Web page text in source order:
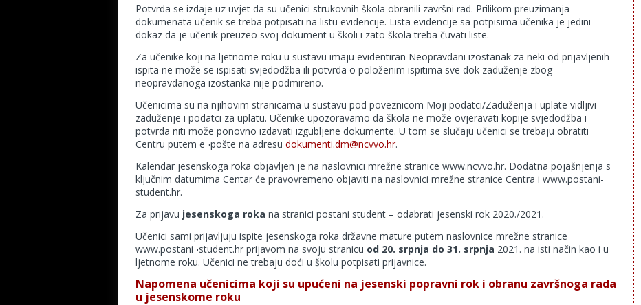
Potvrda se izdaje uz uvjet da su učenici strukovnih škola obranili završni rad. Prilikom preuzimanja
dokumenata učenik se treba potpisati na listu evidencije. Lista evidencije sa potpisima učenika je jedini
dokaz da je učenik preuzeo svoj dokument u školi i zato škola treba čuvati liste.
Za učenike koji na ljetnome roku u sustavu imaju evidentiran Neopravdani izostanak za neki od prijavljenih
ispita ne može se ispisati svjedodžba ili potvrda o položenim ispitima sve dok zaduženje zbog
neopravdanoga izostanka nije podmireno.
Učenicima su na njihovim stranicama u sustavu pod poveznicom Moji podatci/Zaduženja i uplate vidljivi
zaduženje i podatci za uplatu. Učenike upozoravamo da škola ne može ovjeravati kopije svjedodžba i
potvrda niti može ponovno izdavati izgubljene dokumente. U tom se slučaju učenici se trebaju obratiti
Centru putem e¬pošte na adresu dokumenti.dm@ncvvo.hr.
Kalendar jesenskoga roka objavljen je na naslovnici mrežne stranice www.ncvvo.hr. Dodatna pojašnjenja s
ključnim datumima Centar će pravovremeno objaviti na naslovnici mrežne stranice Centra i www.postani-
student.hr.
Za prijavu jesenskoga roka na stranici postani student – odabrati jesenski rok 2020./2021.
Učenici sami prijavljuju ispite jesenskoga roka državne mature putem naslovnice mrežne stranice
www.postani¬student.hr prijavom na svoju stranicu od 20. srpnja do 31. srpnja 2021. na isti način kao i u
ljetnome roku. Učenici ne trebaju doći u školu potpisati prijavnice.
Napomena učenicima koji su upućeni na jesenski popravni rok i obranu završnoga rada
u jesenskome roku